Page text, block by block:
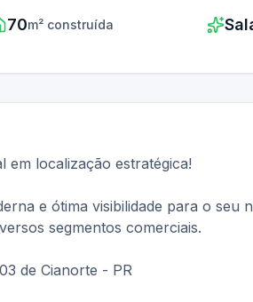
70m² construída
em localização estratégica!
e ótima visibilidade para o seu
segmentos comerciais.
de Cianorte - PR